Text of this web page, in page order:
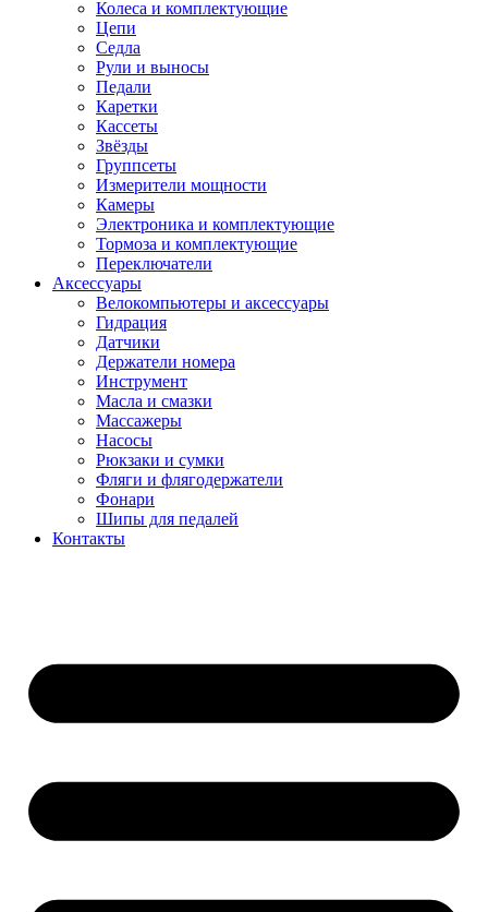
Колеса и комплектующие
Цепи
Седла
Рули и выносы
Педали
Каретки
Кассеты
Звёзды
Группсеты
Измерители мощности
Камеры
Электроника и комплектующие
Тормоза и комплектующие
Переключатели
Аксессуары
Велокомпьютеры и аксессуары
Гидрация
Датчики
Держатели номера
Инструмент
Масла и смазки
Массажеры
Насосы
Рюкзаки и сумки
Фляги и флягодержатели
Фонари
Шипы для педалей
Контакты